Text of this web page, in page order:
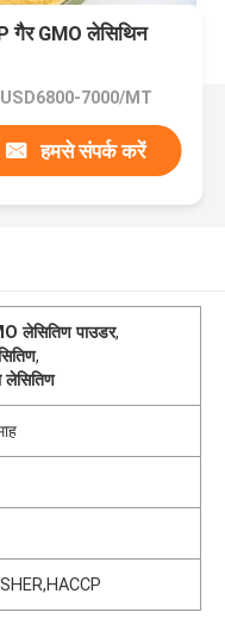
गैर GMO लेसिथिन
USD6800-7000/MT
हमसे संपर्क करें
लेसितिण पाउडर,
,
लेसितिण